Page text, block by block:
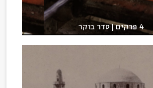
4 פרקים סדר בוקר